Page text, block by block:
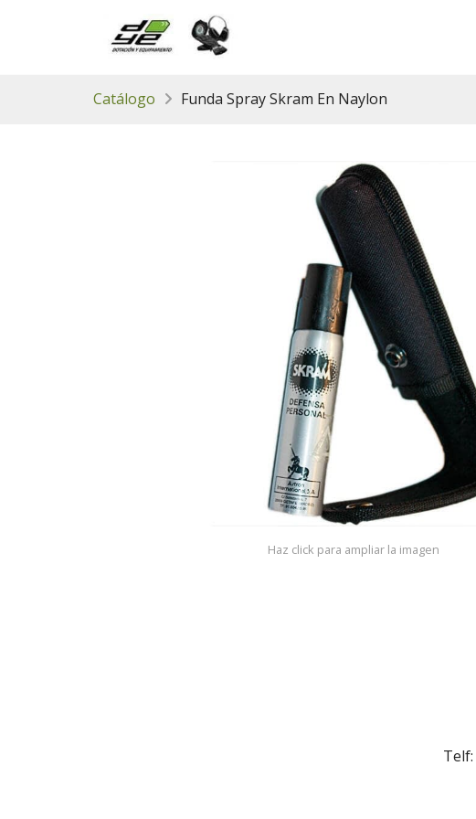
Catálogo Funda Spray Skram En Naylon
Haz click para ampliar la imagen
Telf: